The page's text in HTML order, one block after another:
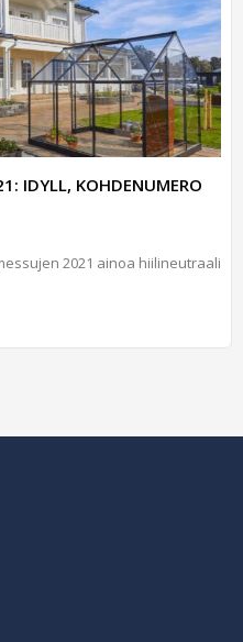
IDYLL, KOHDENUMERO
2021 ainoa hiilineutraali